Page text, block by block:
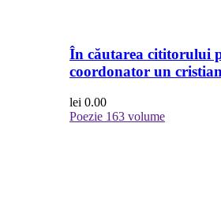
În căutarea cititorului
coordonator un cristian
lei 0.00
Poezie 163 volume